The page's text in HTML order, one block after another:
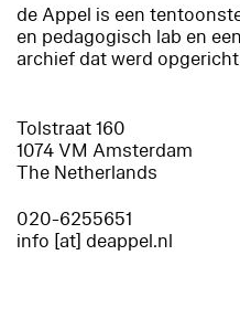
de Appel is een
en pedagogisch lab en
archief dat werd opgericht
Tolstraat 160
1074 VM Amsterdam
The Netherlands
020-6255651
info [at] deappel.nl